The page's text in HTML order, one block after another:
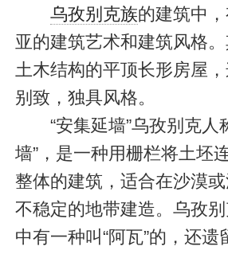
乌孜别克族的建筑中
亚的建筑艺术和建筑风格
土木结构的平顶长形房屋
别致，独具风格。
“安集延墙”乌孜别克人
墙”，是一种用栅栏将土坯
整体的建筑，适合在沙漠
不稳定的地带建造。乌孜
中有一种叫“阿瓦”的，还遗